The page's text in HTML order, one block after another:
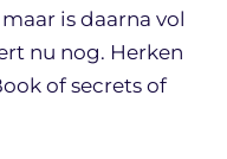
is daarna vol
nu nog. Herken
of secrets of